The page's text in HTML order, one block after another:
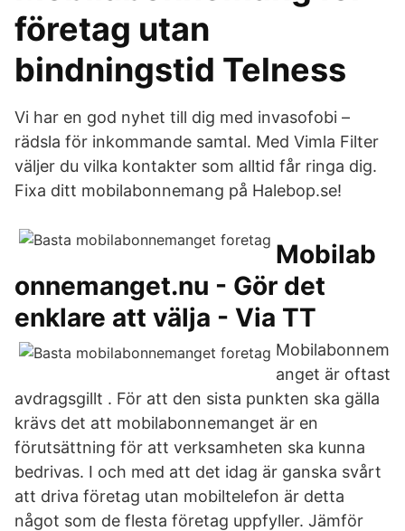
företag utan
bindningstid Telness
Vi har en god nyhet till dig med invasofobi –
rädsla för inkommande samtal. Med Vimla Filter
väljer du vilka kontakter som alltid får ringa dig.
Fixa ditt mobilabonnemang på Halebop.se!
Mobilab
onnemanget.nu - Gör det
enklare att välja - Via TT
Mobilabonnem
anget är oftast
avdragsgillt . För att den sista punkten ska gälla
krävs det att mobilabonnemanget är en
förutsättning för att verksamheten ska kunna
bedrivas. I och med att det idag är ganska svårt
att driva företag utan mobiltelefon är detta
något som de flesta företag uppfyller. Jämför